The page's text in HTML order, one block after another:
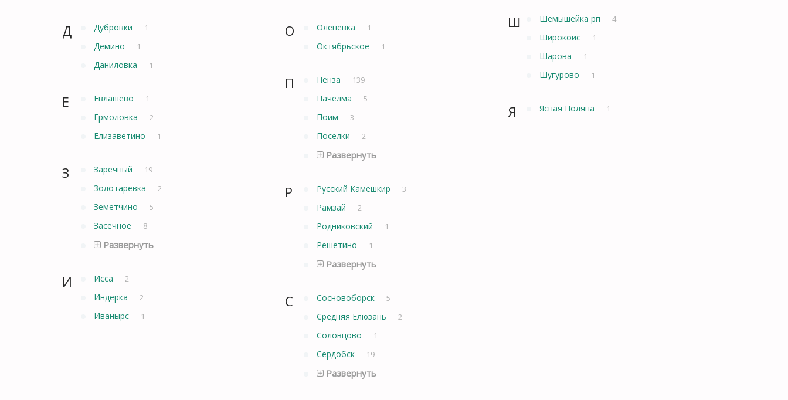
Д Дубровки 1
Демино 1
Даниловка 1
Е Евлашево 1
Ермоловка 2
Елизаветино 1
З Заречный 19
Золотаревка 2
Земетчино 5
Засечное 8
Развернуть
И Исса 2
Индерка 2
Иванырс 1
О Оленевка 1
Октябрьское 1
П Пенза 139
Пачелма 5
Поим 3
Поселки 2
Развернуть
Р Русский Камешкир 3
Рамзай 2
Родниковский 1
Решетино 1
Развернуть
С Сосновоборск 5
Средняя Елюзань 2
Соловцово 1
Сердобск 19
Развернуть
Ш Шемышейка рп 4
Широкоис 1
Шарова 1
Шугурово 1
Я Ясная Поляна 1